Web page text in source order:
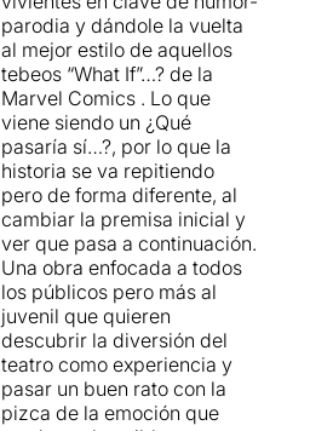
parodia y dándole la vuelta
al mejor estilo de aquellos
tebeos “What If”…? de la
Marvel Comics . Lo que
viene siendo un ¿Qué
pasaría sí…?, por lo que la
historia se va repitiendo
pero de forma diferente, al
cambiar la premisa inicial y
ver que pasa a continuación.
Una obra enfocada a todos
los públicos pero más al
juvenil que quieren
descubrir la diversión del
teatro como experiencia y
pasar un buen rato con la
pizca de la emoción que